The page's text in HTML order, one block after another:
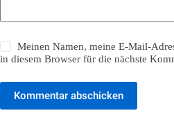
Meinen Namen, meine E-Mail-
in diesem Browser für die nächste
Kommentar abschicken